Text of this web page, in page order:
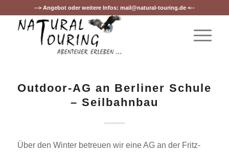
--> Angebot oder weitere Infos: mail@natural-touring.de<--
Outdoor-AG an Berliner Schule
– Seilbahnbau
Über den Winter betreuen wir eine AG an der Fritz-